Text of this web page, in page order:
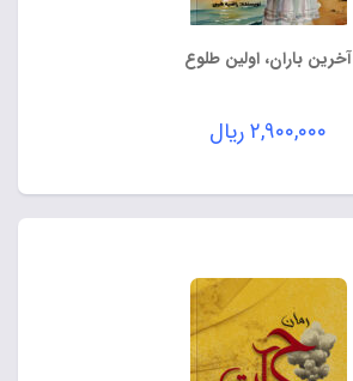
آخرین باران، اولین طلوع
۲,۹۰۰,۰۰۰ریال